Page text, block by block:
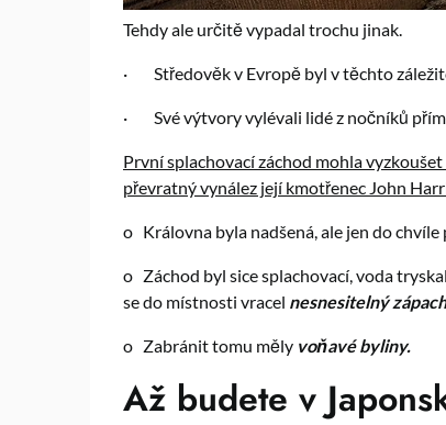
Tehdy ale určitě vypadal trochu jinak.
· Středověk v Evropě byl v těchto
· Své výtvory vylévali lidé z nočníků
První splachovací záchod mohla
převratný vynález její kmotřenec John
o Královna byla nadšená, ale jen do
o Záchod byl sice splachovací, voda
se do místnosti vracel nesnesitelný
o Zabránit tomu měly voňavé byliny.
Až budete v